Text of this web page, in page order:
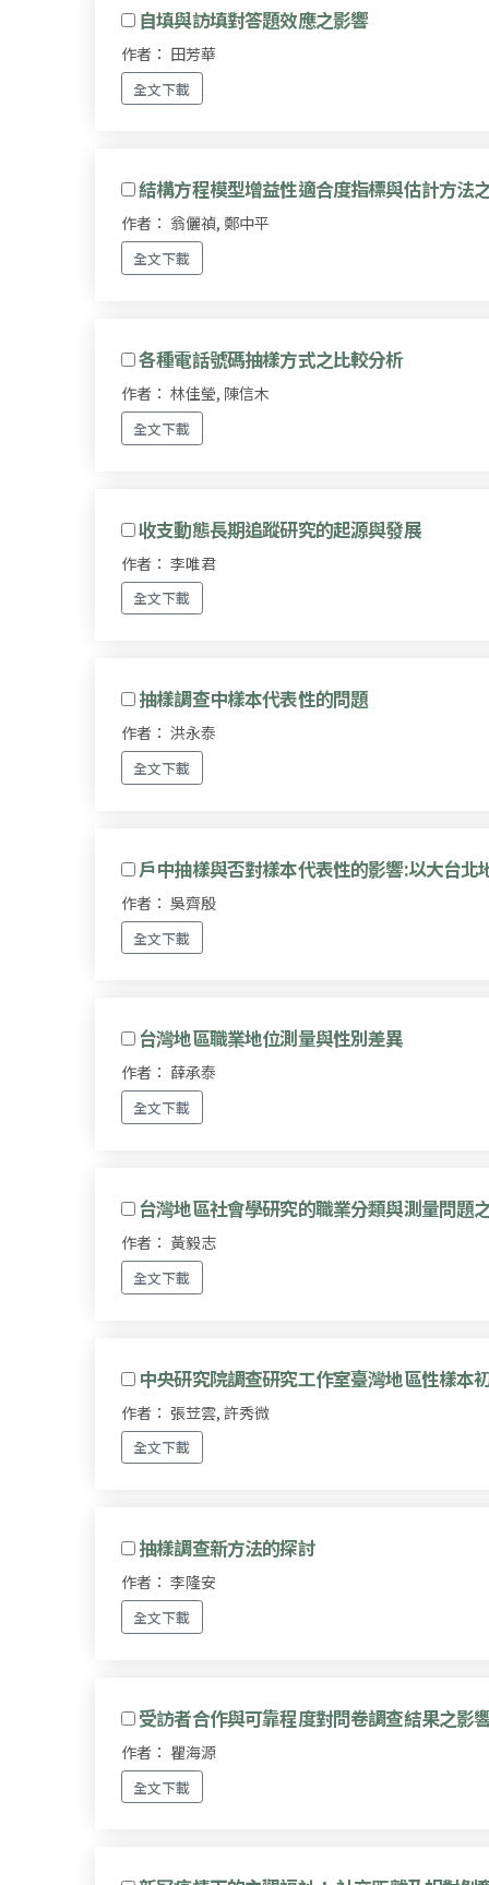
自填與訪填對答題效應之影響
作者： 田芳華
全文下載
結構方程模型增益性適合度指標與估計方法
作者： 翁儷禎, 鄭中平
全文下載
各種電話號碼抽樣方式之比較分析
作者： 林佳瑩, 陳信木
全文下載
收支動態長期追蹤研究的起源與發展
作者： 李唯君
全文下載
抽樣調查中樣本代表性的問題
作者： 洪永泰
全文下載
戶中抽樣與否對樣本代表性的影響:以大台北
作者： 吳齊殷
全文下載
台灣地區職業地位測量與性別差異
作者： 薛承泰
全文下載
台灣地區社會學研究的職業分類與測量問題
作者： 黃毅志
全文下載
中央研究院調查研究工作室臺灣地區性樣本
作者： 張苙雲, 許秀微
全文下載
抽樣調查新方法的探討
作者： 李隆安
全文下載
受訪者合作與可靠程度對問卷調查結果之影
作者： 瞿海源
全文下載